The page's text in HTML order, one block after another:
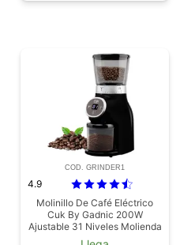
COD. GRINDER1
4.9
Molinillo De Café Eléctrico
Cuk By Gadnic 200W
Ajustable 31 Niveles Molienda
Control Digital